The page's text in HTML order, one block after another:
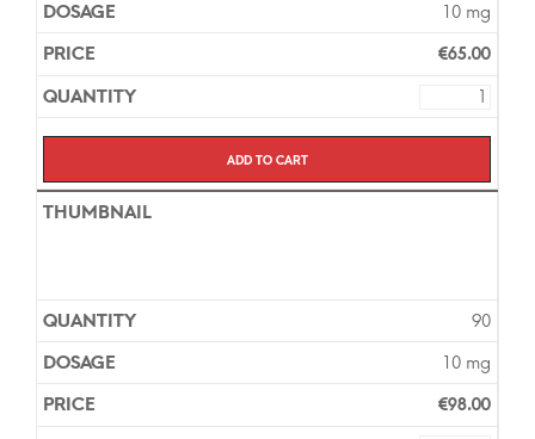
10 mg
€65.00
Add to cart
90
10 mg
€98.00